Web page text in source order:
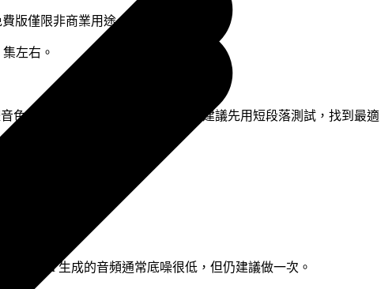
版僅限非商業用途。
左右。
色自然度不如 ElevenLabs。兩者都建議先用短段落測試，找到最適
用。AI 生成的音頻通常底噪很低，但仍建議做一次。